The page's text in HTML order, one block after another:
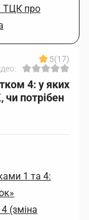
ТЦК про
5(17)
4: у яких
потрібен
1 та 4:
(зміна